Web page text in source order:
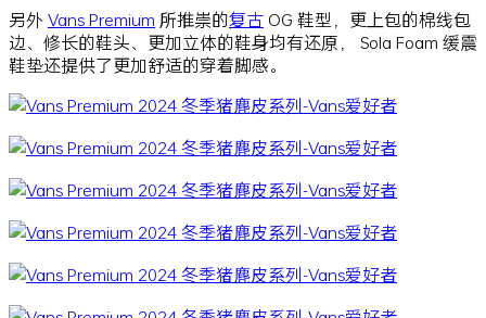
另外Vans Premium 所推崇的复古 OG 鞋型，更上包的棉线包
边、修长的鞋头、更加立体的鞋身均有还原， Sola Foam 缓震
鞋垫还提供了更加舒适的穿着脚感。